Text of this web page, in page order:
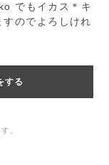
でもイカス＊キ
のでよろしけれ
する
。